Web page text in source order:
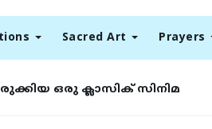
Sacred Art Prayers
ഒരു ക്ലാസിക് സിനിമ